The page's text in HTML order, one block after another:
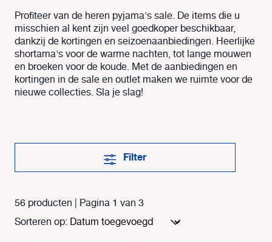
Profiteer van de heren pyjama's sale. De items die u
misschien al kent zijn veel goedkoper beschikbaar,
dankzij de kortingen en seizoenaanbiedingen. Heerlijke
shortama's voor de warme nachten, tot lange mouwen
en broeken voor de koude. Met de aanbiedingen en
kortingen in de sale en outlet maken we ruimte voor de
nieuwe collecties. Sla je slag!
Filter
56 producten | Pagina 1 van 3
Sorteren op: